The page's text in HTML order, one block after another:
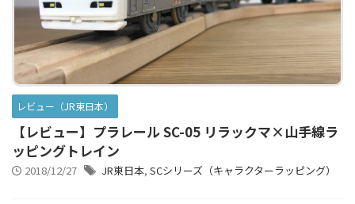
TSシリーズ（トーマスナンバリング） きかんしゃトーマス
アニメシンカリオンあらすじ イベント限定商品
カプセルプラレール（きかんしゃトーマス）
カプセルプラレール（鉄道会社）
クルーズトレインDXシリーズ
テコロシリーズ・はじめてのプラレール ハッピーセット
レビュー（JR東日本）
【レビュー】プラレール SC-05 リラックマ×山手線ラ
ッピングトレイン
2018/12/27 JR東日本, SCシリーズ（キャラクターラッピング）